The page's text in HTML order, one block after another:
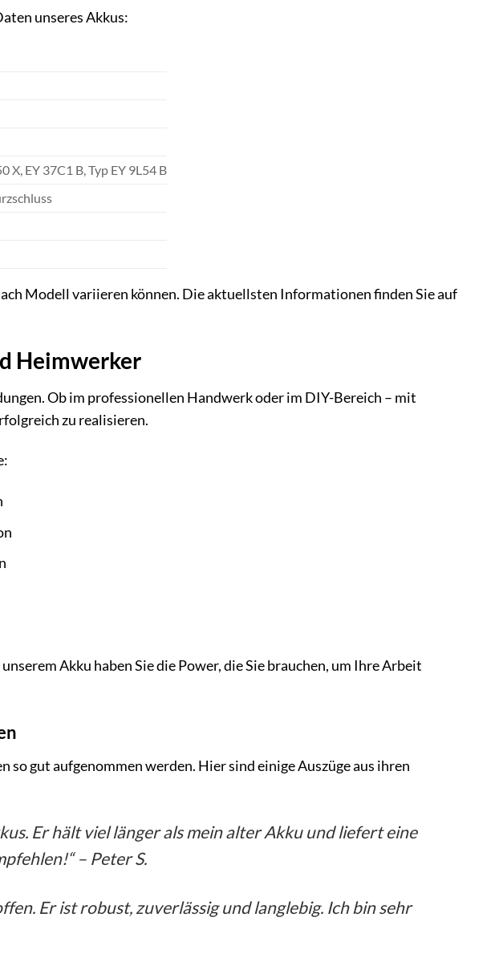
unseres Akkus:
X, EY 37C1 B, Typ EY 9L54 B
Modell variieren können. Die aktuellsten Informationen finden Sie auf
Heimwerker
Ob im professionellen Handwerk oder im DIY-Bereich – mit
zu realisieren.
Akku haben Sie die Power, die Sie brauchen, um Ihre Arbeit
so gut aufgenommen werden. Hier sind einige Auszüge aus ihren
Er hält viel länger als mein alter Akku und liefert eine
– Peter S.
Er ist robust, zuverlässig und langlebig. Ich bin sehr